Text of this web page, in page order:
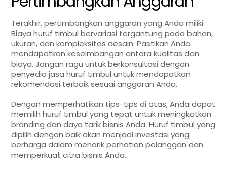
Terakhir, pertimbangkan anggaran yang Anda miliki.
Biaya huruf timbul bervariasi tergantung pada bahan,
ukuran, dan kompleksitas desain. Pastikan Anda
mendapatkan keseimbangan antara kualitas dan
biaya. Jangan ragu untuk berkonsultasi dengan
penyedia jasa huruf timbul untuk mendapatkan
rekomendasi terbaik sesuai anggaran Anda.
Dengan memperhatikan tips-tips di atas, Anda dapat
memilih huruf timbul yang tepat untuk meningkatkan
branding dan daya tarik bisnis Anda. Huruf timbul yang
dipilih dengan baik akan menjadi investasi yang
berharga dalam menarik perhatian pelanggan dan
memperkuat citra bisnis Anda.